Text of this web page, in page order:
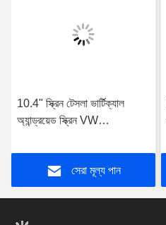
10.4" স্ক্রিন টেসলা ভার্টিক্যাল
অ্যান্ড্রয়েড স্ক্রিন VW
NMS VW Magotan 2012-
2016 গাড়ির মাল্টিমিডিয়া স্টেরিও
GPS কারপ্লে প্লেয়ারের জন্য
সেরা মূল্য পান